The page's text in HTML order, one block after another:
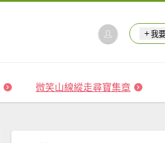
我
微笑山線縱走尋寶集章